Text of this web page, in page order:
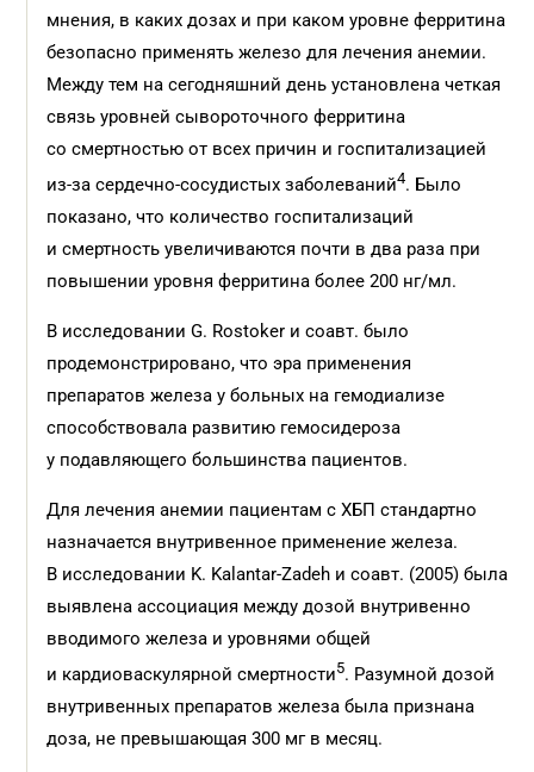
мнения, в каких дозах и при каком уровне ферритина
безопасно применять железо для лечения анемии.
Между тем на сегодняшний день установлена четкая
связь уровней сывороточного ферритина
со смертностью от всех причин и госпитализацией
из-за сердечно-сосудистых заболеваний4. Было
показано, что количество госпитализаций
и смертность увеличиваются почти в два раза при
повышении уровня ферритина более 200 нг/мл.
В исследовании G. Rostoker и соавт. было
продемонстрировано, что эра применения
препаратов железа у больных на гемодиализе
способствовала развитию гемосидероза
у подавляющего большинства пациентов.
Для лечения анемии пациентам с ХБП стандартно
назначается внутривенное применение железа.
В исследовании K. Kalantar-Zadeh и соавт. (2005) была
выявлена ассоциация между дозой внутривенно
вводимого железа и уровнями общей
и кардиоваскулярной смертности5. Разумной дозой
внутривенных препаратов железа была признана
доза, не превышающая 300 мг в месяц.